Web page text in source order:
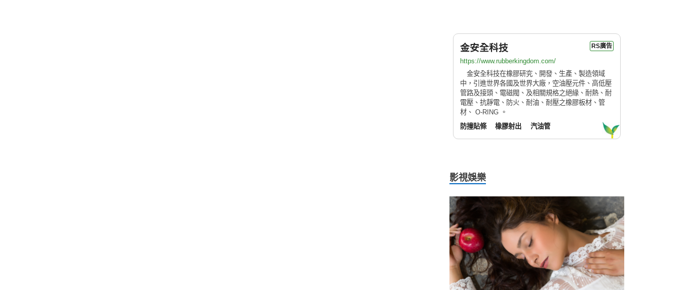
金安全科技 RS廣告
https://www.rubberkingdom.com/
金安全科技在橡膠研究、開發、生產、製造領域
中，引進世界各國及世界大廠，空油壓元件、高低壓
管路及接頭、電磁閥、及相關規格之絕緣、耐熱、耐
電壓、抗靜電、防火、耐油、耐壓之橡膠板材、管
材、 O-RING 。
防撞貼條
橡膠射出 汽油管
影視娛樂